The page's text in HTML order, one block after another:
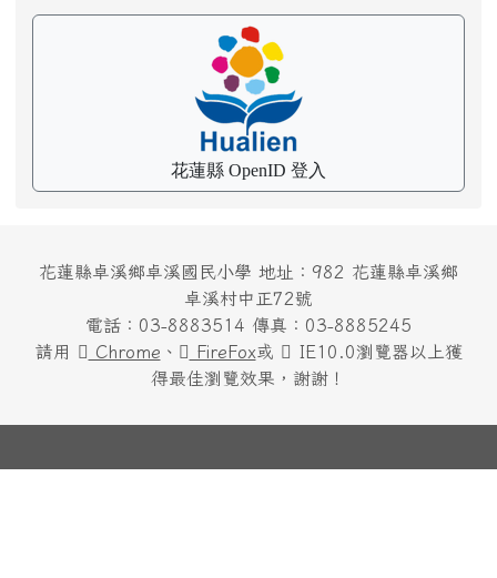
花蓮縣 OpenID 登入
花蓮縣卓溪鄉卓溪國民小學 地址：982 花蓮縣卓溪鄉
卓溪村中正72號
電話：03-8883514 傳真：03-8885245
請用
Chrome 、 FireFox或
IE10.0瀏覽器以上獲
得最佳瀏覽效果，謝謝！